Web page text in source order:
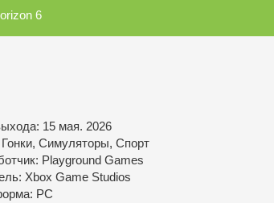
6
15 мая. 2026
Симуляторы, Спорт
Playground Games
Xbox Game Studios
PC